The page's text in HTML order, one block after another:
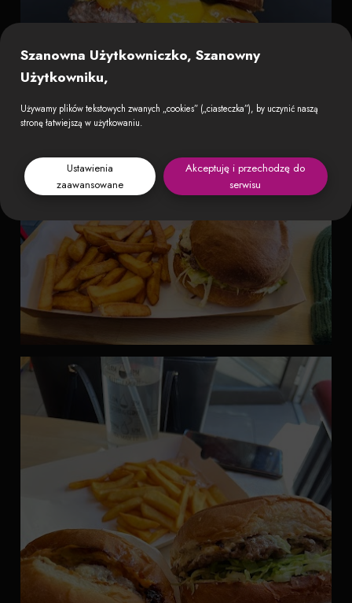
Szanowna Użytkowniczko, Szanowny
Użytkowniku,
Używamy plików tekstowych zwanych „cookies” („ciasteczka”), by uczynić naszą
stronę łatwiejszą w użytkowaniu.
Ustawienia
zaawansowane
Akceptuję i przechodzę do
serwisu